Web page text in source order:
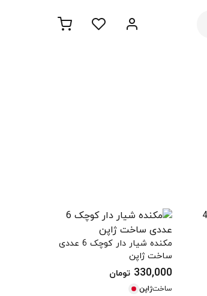
مکنده شیار دار کوچک 6 عددی
ساخت ژاپن
330,000 تومان
ساختژاپن